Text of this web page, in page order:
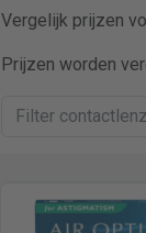
Vergelijk prijzen
Prijzen worden